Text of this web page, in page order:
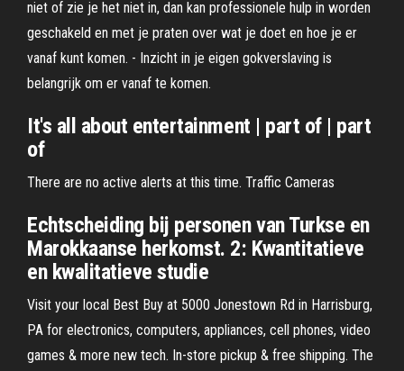
niet of zie je het niet in, dan kan professionele hulp in worden
geschakeld en met je praten over wat je doet en hoe je er
vanaf kunt komen. - Inzicht in je eigen gokverslaving is
belangrijk om er vanaf te komen.
It's all about entertainment | part of | part
of
There are no active alerts at this time. Traffic Cameras
Echtscheiding bij personen van Turkse en
Marokkaanse herkomst. 2: Kwantitatieve
en kwalitatieve studie
Visit your local Best Buy at 5000 Jonestown Rd in Harrisburg,
PA for electronics, computers, appliances, cell phones, video
games & more new tech. In-store pickup & free shipping. The